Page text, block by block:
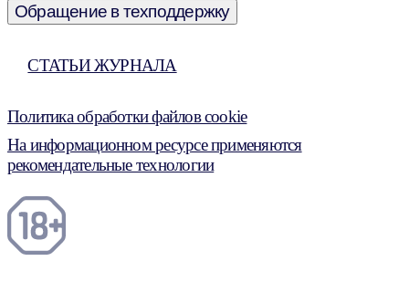
Обращение в техподдержку
СТАТЬИ ЖУРНАЛА
Политика обработки файлов cookie
На информационном ресурсе применяются
рекомендательные технологии